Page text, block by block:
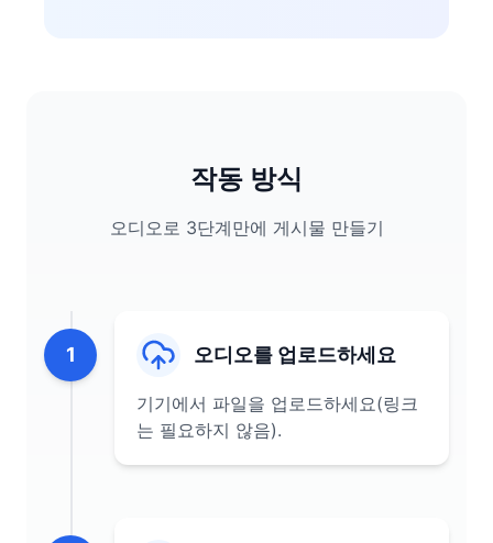
작동 방식
오디오로 3단계만에 게시물 만들기
1 오디오를 업로드하세요
기기에서 파일을 업로드하세요(링크
는 필요하지 않음).